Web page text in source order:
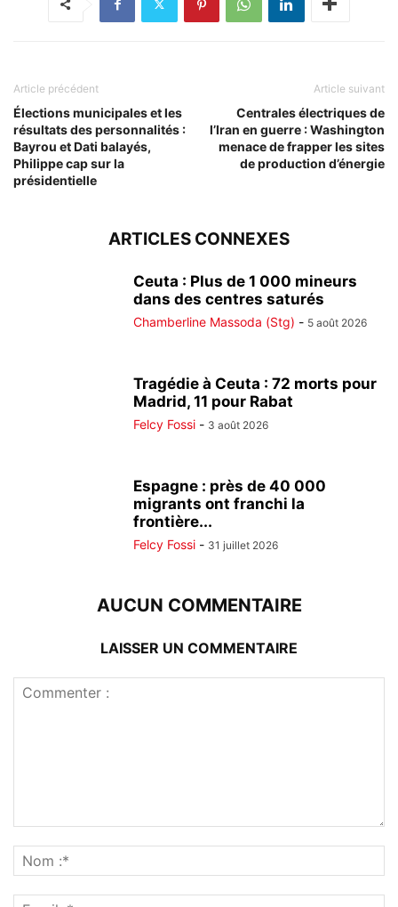
Article précédent
Élections municipales et les
résultats des personnalités :
Bayrou et Dati balayés,
Philippe cap sur la
présidentielle
Article suivant
Centrales électriques de
l’Iran en guerre : Washington
menace de frapper les sites
de production d’énergie
ARTICLES CONNEXES
Ceuta : Plus de 1 000 mineurs
dans des centres saturés
Chamberline Massoda (Stg) - 5 août 2026
Tragédie à Ceuta : 72 morts pour
Madrid, 11 pour Rabat
Felcy Fossi - 3 août 2026
Espagne : près de 40 000
migrants ont franchi la
frontière...
Felcy Fossi - 31 juillet 2026
AUCUN COMMENTAIRE
LAISSER UN COMMENTAIRE